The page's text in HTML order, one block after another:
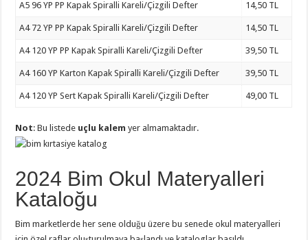
A5 96 YP PP Kapak Spiralli Kareli/Çizgili Defter 14,50 TL
A4 72 YP PP Kapak Spiralli Kareli/Çizgili Defter 14,50 TL
A4 120 YP PP Kapak Spiralli Kareli/Çizgili Defter 39,50 TL
A4 160 YP Karton Kapak Spiralli Kareli/Çizgili Defter 39,50 TL
A4 120 YP Sert Kapak Spiralli Kareli/Çizgili Defter 49,00 TL
Not: Bu listede uçlu kalem yer almamaktadır.
2024 Bim Okul Materyalleri
Kataloğu
Bim marketlerde her sene olduğu üzere bu senede okul materyalleri